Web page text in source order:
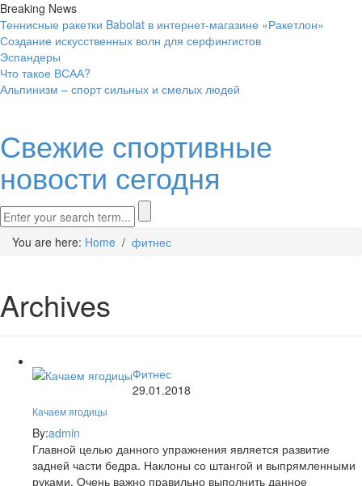
Breaking News
Теннисные ракетки Babolat в интернет-магазине «Ракетлон»
Создание искусственных волн для серфингистов
Эспандеры
Что такое ВСАА?
Альпинизм – спорт сильных и смелых людей
Свежие спортивные
новости сегодня
You are here: Home / фитнес
Archives
Фитнес
29.01.2018
Качаем ягодицы
By:admin
Главной целью данного упражнения является развитие
задней части бедра. Наклоны со штангой и выпрямленными
руками. Очень важно правильно выполнить данное